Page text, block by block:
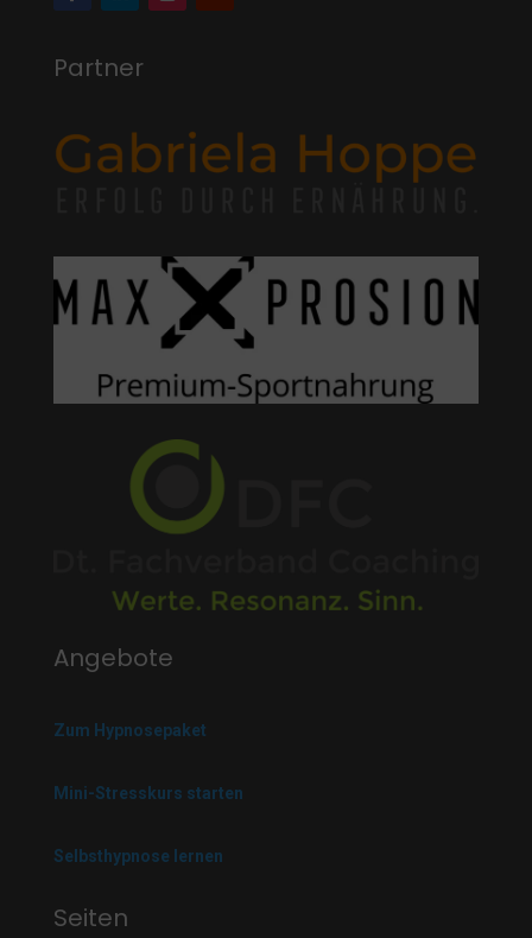
Partner
Angebote
Zum Hypnosepaket
Mini-Stresskurs starten
Selbsthypnose lernen
Seiten